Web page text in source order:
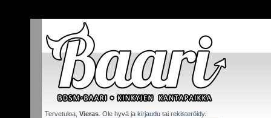
Tervetuloa, Vieras . Ole hyvä ja kirjaudu tai rekisteröidy.